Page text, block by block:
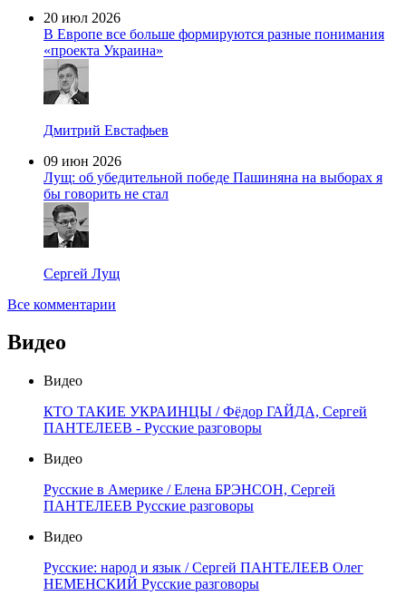
20 июл 2026
В Европе все больше формируются разные понимания
«проекта Украина»
Дмитрий Евстафьев
09 июн 2026
Лущ: об убедительной победе Пашиняна на выборах я
бы говорить не стал
Сергей Лущ
Все комментарии
Видео
Видео
КТО ТАКИЕ УКРАИНЦЫ / Фёдор ГАЙДА, Сергей
ПАНТЕЛЕЕВ - Русские разговоры
Видео
Русские в Америке / Елена БРЭНСОН, Сергей
ПАНТЕЛЕЕВ Русские разговоры
Видео
Русские: народ и язык / Сергей ПАНТЕЛЕЕВ Олег
НЕМЕНСКИЙ Русские разговоры